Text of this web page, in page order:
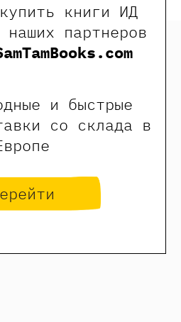
книги ИД
партнеров
и быстрые
со склада в